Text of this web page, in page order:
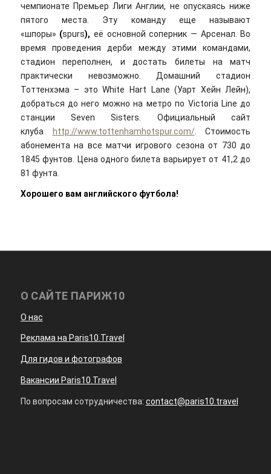
чемпионате Премьер Лиги Англии, не опускаясь ниже
пятого места. Эту команду еще называют
«шпоры» (spurs), её основной соперник — Арсенал. Во
время проведения дерби между этими командами,
стадион переполнен, и достать билеты на матч
практически невозможно. Домашний стадион
Тоттенхэма – это White Hart Lane (Уарт Хейн Лейн),
добраться до него можно на метро по Victoria Line до
станции Seven Sisters. Официальный сайт
клуба http://www.tottenhamhotspur.com/. Стоимость
абонемента на все матчи игрового сезона от 730 до
1845 фунтов. Цена одного билета варьирует от 41,2 до
81 фунта.
Хорошего вам английского футбола!
О САЙТЕ ПАРИЖ10
О нас
Реклама на Paris10.Travel
Для гидов и фотографов
Вакансии Paris10.Travel
По вопросам сотрудничества: contact@paris10.travel